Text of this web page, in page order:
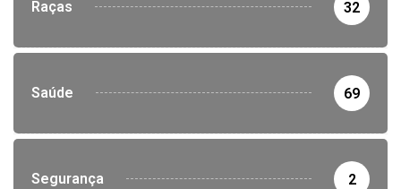
Raças 32
Saúde 69
Segurança 2